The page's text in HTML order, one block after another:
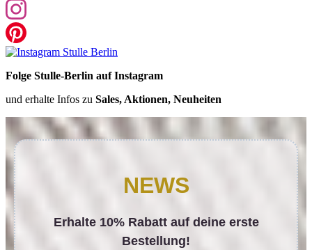
Folge Stulle-Berlin auf Instagram
und erhalte Infos zu Sales, Aktionen, Neuheiten
NEWS
Erhalte 10% Rabatt auf deine erste
Bestellung!